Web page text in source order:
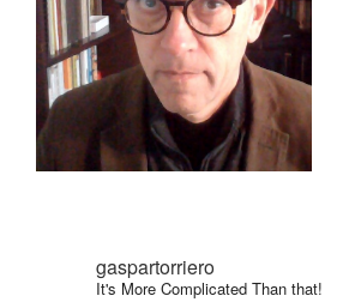
gaspartorriero
It's More Complicated Than that!